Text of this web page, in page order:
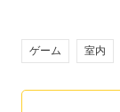
ゲーム 室内